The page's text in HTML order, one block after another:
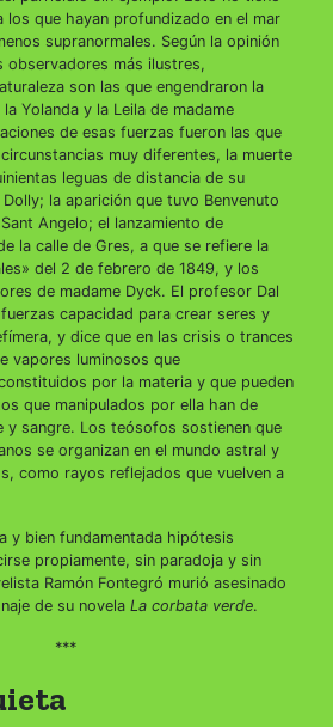
los que hayan profundizado en el mar
supranormales. Según la opinión
observadores más ilustres,
son las que engendraron la
Yolanda y la Leila de madame
de esas fuerzas fueron las que
muy diferentes, la muerte
leguas de distancia de su
la aparición que tuvo Benvenuto
Angelo; el lanzamiento de
la calle de Gres, a que se refiere la
del 2 de febrero de 1849, y los
de madame Dyck. El profesor Dal
capacidad para crear seres y
y dice que en las crisis o trances
vapores luminosos que
por la materia y que pueden
que manipulados por ella han de
y sangre. Los teósofos sostienen que
se organizan en el mundo astral y
como rayos reflejados que vuelven a
y bien fundamentada hipótesis
propiamente, sin paradoja y sin
Ramón Fontegró murió asesinado
de su novela La corbata verde.
***